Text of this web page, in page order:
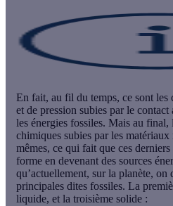
En fait, au fil du temps, ce sont les
et de pression subies par le
les énergies fossiles. Mais au final,
chimiques subies par les matériaux
mêmes, ce qui fait que ces
forme en devenant des sources
qu’actuellement, sur la planète, on
principales dites fossiles. La
liquide, et la troisième solide :